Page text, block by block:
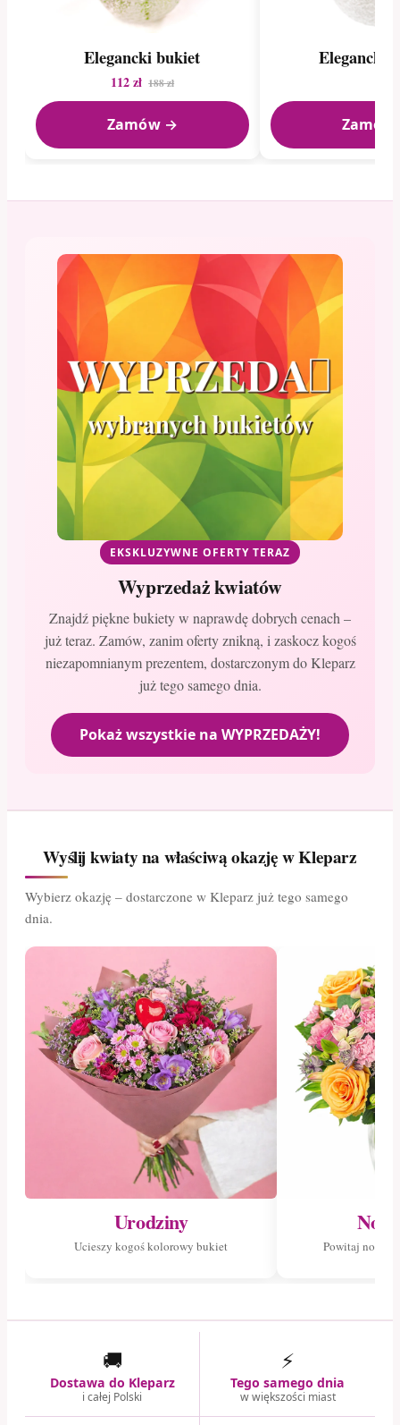
Elegancki bukiet
112 zł 188 zł
Zamów →
Elegancki
EKSKLUZYWNE OFERTY TERAZ
Wyprzedaż kwiatów
Znajdź piękne bukiety w naprawdę dobrych cenach –
już teraz. Zamów, zanim oferty znikną, i zaskocz kogoś
niezapomnianym prezentem, dostarczonym do Kleparz
już tego samego dnia.
Pokaż wszystkie na WYPRZEDAŻY!
Wyślij kwiaty na właściwą okazję w Kleparz
Wybierz okazję – dostarczone w Kleparz już tego samego
dnia.
Urodziny
Ucieszy kogoś kolorowy bukiet Powitaj
🚚
Dostawa do Kleparz
i całej Polski
⚡
Tego samego dnia
w większości miast